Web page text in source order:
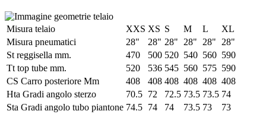
Misura telaio XXS XS S M L
XL
Misura pneumatici
28" 28" 28" 28" 28"
28"
St reggisella mm.
470 500 520 540 560 590
Tt top tube mm.
520 536 545 560 575 590
CS Carro posteriore Mm
408 408 408 408 408 408
Hta Gradi angolo sterzo
70.5 72 72.5 73.5 73.5 74
Sta Gradi angolo tubo piantone 74.5 74 74 73.5 73
73